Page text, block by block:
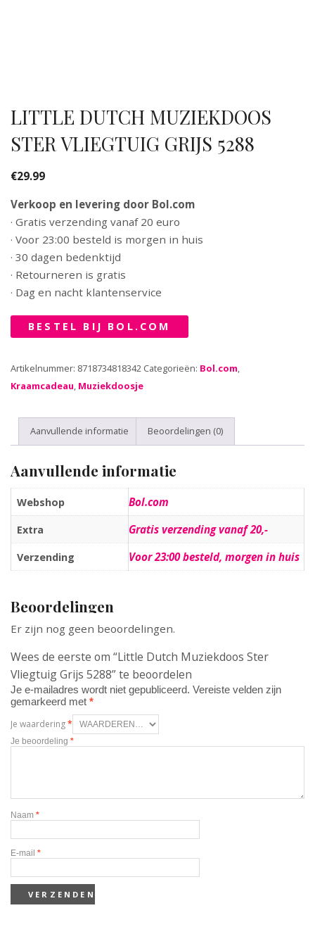
LITTLE DUTCH MUZIEKDOOS
STER VLIEGTUIG GRIJS 5288
€29.99
Verkoop en levering door Bol.com
· Gratis verzending vanaf 20 euro
· Voor 23:00 besteld is morgen in huis
· 30 dagen bedenktijd
· Retourneren is gratis
· Dag en nacht klantenservice
BESTEL BIJ BOL.COM
Artikelnummer: 8718734818342 Categorieën: Bol.com,
Kraamcadeau, Muziekdoosje
Aanvullende informatie Beoordelingen (0)
Aanvullende informatie
Webshop Bol.com
Extra Gratis verzending vanaf 20,-
Verzending Voor 23:00 besteld, morgen in huis
Beoordelingen
Er zijn nog geen beoordelingen.
Wees de eerste om “Little Dutch Muziekdoos Ster
Vliegtuig Grijs 5288” te beoordelen
Je e-mailadres wordt niet gepubliceerd. Vereiste velden zijn
gemarkeerd met *
Je waardering*
Je beoordeling *
Naam *
E-mail *